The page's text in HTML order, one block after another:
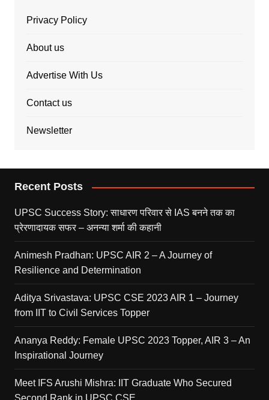
Privacy Policy
About us
Advertise With Us
Contact us
Newsletter
Recent Posts
UPSC Success Story: साधारण परिवार से IAS बनने तक का
प्रेरणादायक सफर – अनन्या शर्मा की कहानी
Animesh Pradhan: UPSC AIR 2 – A Journey of
Resilience and Determination
Aditya Srivastava: UPSC CSE 2023 AIR 1 – Journey
from IIT to Civil Services Topper
Ananya Reddy: Female UPSC 2023 Topper, AIR 3 – An
Inspirational Journey
Meet IFS Arushi Mishra: IIT Graduate Who Secured